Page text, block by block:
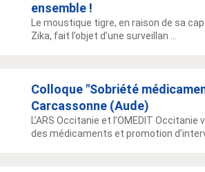
ensemble !
Le moustique tigre, en raison de sa
Zika, fait l’objet d’une surveillan ...
Colloque "Sobriété
Carcassonne (Aude)
L’ARS Occitanie et l’OMEDIT
des médicaments et promotion